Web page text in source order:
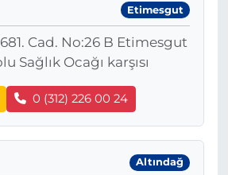
Etimesgut
Cad. No:26 B Etimesgut
Sağlık Ocağı karşısı
0 (312) 226 00 24
Altındağ